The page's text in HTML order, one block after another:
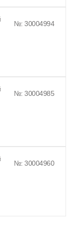
№: 30004994
№: 30004985
№: 30004960